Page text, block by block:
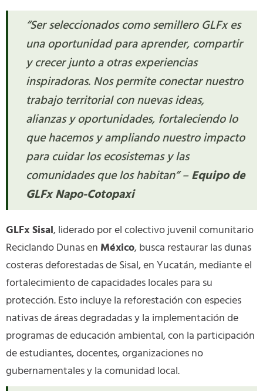
“Ser seleccionados como semillero GLFx es
una oportunidad para aprender, compartir
y crecer junto a otras experiencias
inspiradoras. Nos permite conectar nuestro
trabajo territorial con nuevas ideas,
alianzas y oportunidades, fortaleciendo lo
que hacemos y ampliando nuestro impacto
para cuidar los ecosistemas y las
comunidades que los habitan” –Equipo de
GLFx Napo-Cotopaxi
GLFx Sisal, liderado por el colectivo juvenil comunitario
Reciclando Dunas en México, busca restaurar las dunas
costeras deforestadas de Sisal, en Yucatán, mediante el
fortalecimiento de capacidades locales para su
protección. Esto incluye la reforestación con especies
nativas de áreas degradadas y la implementación de
programas de educación ambiental, con la participación
de estudiantes, docentes, organizaciones no
gubernamentales y la comunidad local.